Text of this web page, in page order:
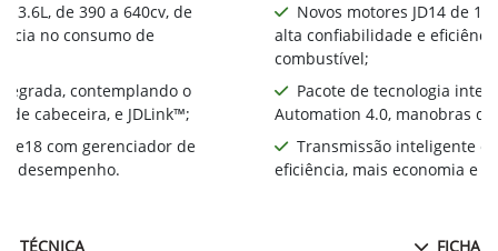
13.6L, de 390 a 640cv, de
no consumo de
contemplando o
de cabeceira, e JDLink™;
e18 com gerenciador de
desempenho.
TÉCNICA
Novos motores JD14 de
alta confiabilidade e
combustível;
Pacote de tecnologia
Automation 4.0, manobras
Transmissão inteligente
eficiência, mais economia e
FICHA